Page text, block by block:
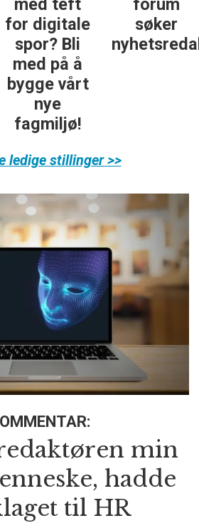
med teft
for digitale
spor? Bli
med på å
bygge vårt
nye
fagmiljø!
forum
søker
ledige stillinger >>
min
hadde
til HR